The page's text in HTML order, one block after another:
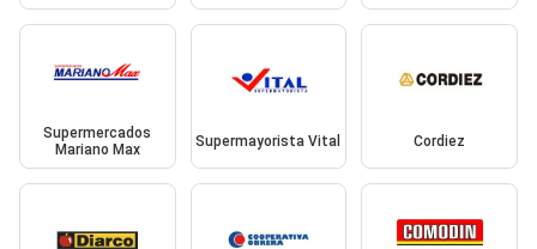
Supermercados
Mariano Max
Supermayorista Vital Cordiez